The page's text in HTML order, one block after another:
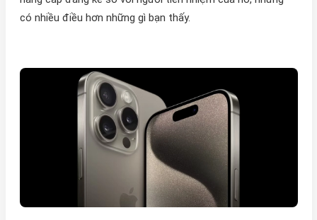
có nhiều điều hơn những gì bạn thấy.